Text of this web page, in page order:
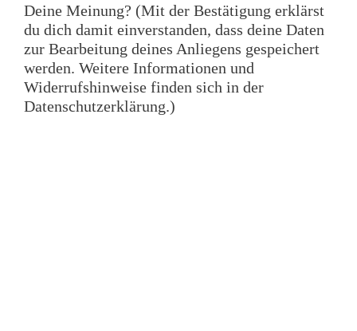
Deine Meinung? (Mit der Bestätigung erklärst
du dich damit einverstanden, dass deine Daten
zur Bearbeitung deines Anliegens gespeichert
werden. Weitere Informationen und
Widerrufshinweise finden sich in der
Datenschutzerklärung.)